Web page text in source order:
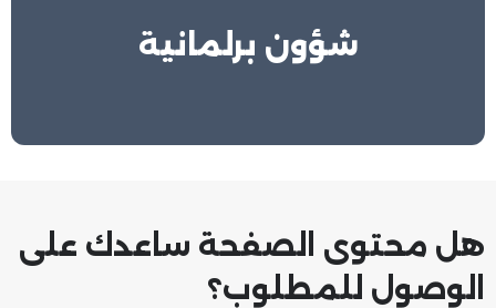
شؤون برلمانية
هل محتوى الصفحة ساعدك على
الوصول للمطلوب؟